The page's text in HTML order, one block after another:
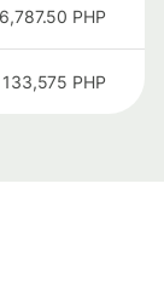
PHP
133,575 PHP